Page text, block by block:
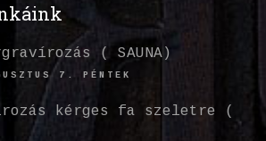
( SAUNA)
7. PÉNTEK
kérges fa szeletre (